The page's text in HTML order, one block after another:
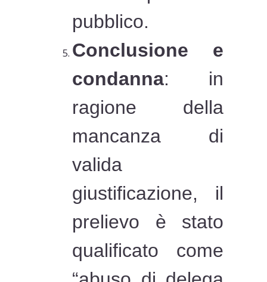
pubblico.
Conclusione e
condanna: in
ragione della
mancanza di
valida
giustificazione, il
prelievo è stato
qualificato come